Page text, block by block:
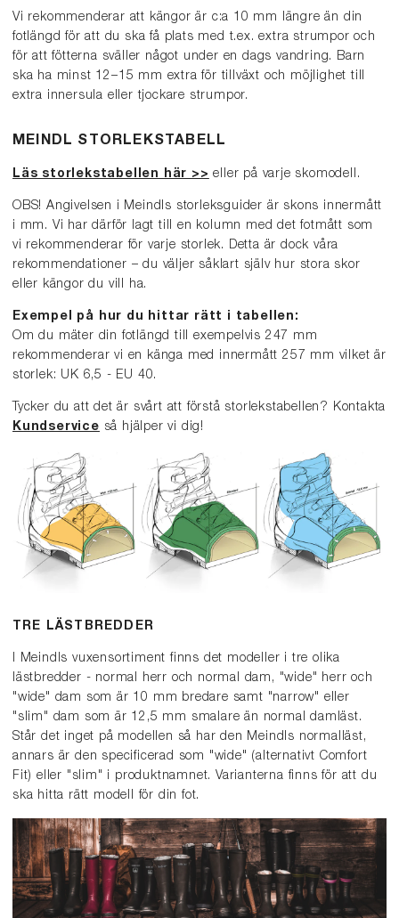
Vi rekommenderar att kängor är c:a 10 mm längre än din
fotlängd för att du ska få plats med t.ex. extra strumpor och
för att fötterna sväller något under en dags vandring. Barn
ska ha minst 12–15 mm extra för tillväxt och möjlighet till
extra innersula eller tjockare strumpor.
MEINDL STORLEKSTABELL
Läs storlekstabellen här >> eller på varje skomodell.
OBS! Angivelsen i Meindls storleksguider är skons innermått
i mm. Vi har därför lagt till en kolumn med det fotmått som
vi rekommenderar för varje storlek. Detta är dock våra
rekommendationer – du väljer såklart själv hur stora skor
eller kängor du vill ha.
Exempel på hur du hittar rätt i tabellen:
Om du mäter din fotlängd till exempelvis 247 mm
rekommenderar vi en känga med innermått 257 mm vilket är
storlek: UK 6,5 - EU 40.
Tycker du att det är svårt att förstå storlekstabellen? Kontakta
Kundservice så hjälper vi dig!
TRE LÄSTBREDDER
I Meindls vuxensortiment finns det modeller i tre olika
lästbredder - normal herr och normal dam, "wide" herr och
"wide" dam som är 10 mm bredare samt "narrow" eller
"slim" dam som är 12,5 mm smalare än normal damläst.
Står det inget på modellen så har den Meindls normalläst,
annars är den specificerad som "wide" (alternativt Comfort
Fit) eller "slim" i produktnamnet. Varianterna finns för att du
ska hitta rätt modell för din fot.